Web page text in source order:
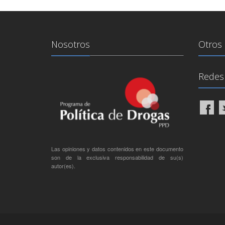
Nosotros
Las opiniones y datos contenidos en este documento
son de la exclusiva responsabilidad de su(s)
autor(es).
Otros